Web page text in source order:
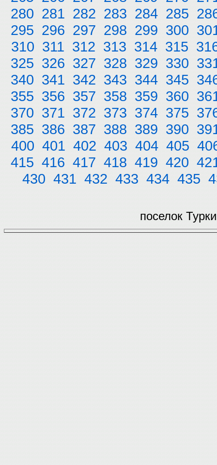
280 281 282 283 284 285
295 296 297 298 299 300
310 311 312 313 314 315
325 326 327 328 329 330
340 341 342 343 344 345
355 356 357 358 359 360
370 371 372 373 374 375
385 386 387 388 389 390
400 401 402 403 404 405
415 416 417 418 419 420
430 431 432 433 434 435
поселок